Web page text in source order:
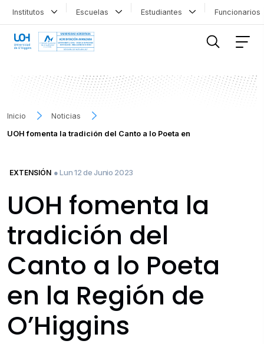
Institutos Escuelas Estudiantes
Inicio
Noticias
UOH fomenta la tradición del Canto a lo Poeta en
EXTENSIÓN ● Lun 12 de Junio 2023
UOH fomenta la
tradición del
Canto a lo Poeta
en la Región de
O’Higgins